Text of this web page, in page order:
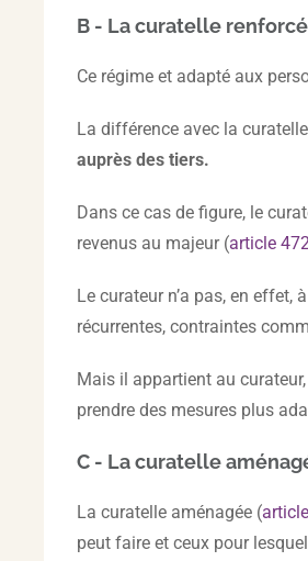
B - La curatelle
Ce régime et adapté aux
La différence avec la
auprès des tiers.
Dans ce cas de figure, le
revenus au majeur (article
Le curateur n’a pas, en
récurrentes, contraintes
Mais il appartient au
prendre des mesures plus
C - La curatelle
La curatelle aménagée (
peut faire et ceux pour